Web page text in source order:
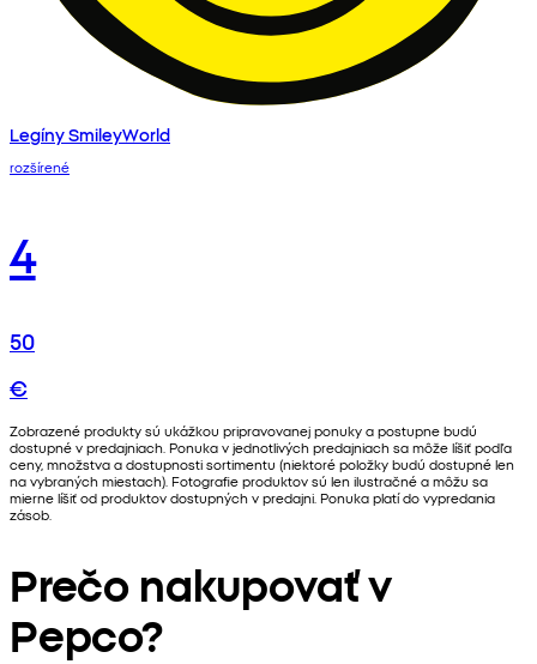
Legíny SmileyWorld
rozšírené
4
50
€
Zobrazené produkty sú ukážkou pripravovanej ponuky a postupne budú
dostupné v predajniach. Ponuka v jednotlivých predajniach sa môže líšiť podľa
ceny, množstva a dostupnosti sortimentu (niektoré položky budú dostupné len
na vybraných miestach). Fotografie produktov sú len ilustračné a môžu sa
mierne líšiť od produktov dostupných v predajni. Ponuka platí do vypredania
zásob.
Prečo nakupovať v
Pepco?